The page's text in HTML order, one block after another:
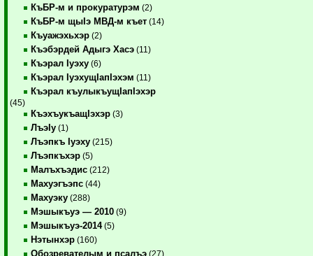
КъБР-м и прокуратурэм (2)
КъБР-м щыIэ МВД-м къет (14)
Къуажэхьхэр (2)
Къэбэрдей Адыгэ Хасэ (11)
Къэрал Iуэху (6)
Къэрал IуэхущIапIэхэм (11)
Къэрал къулыкъущIапIэхэр
(45)
КъэхъукъащIэхэр (3)
ЛъэIу (1)
Лъэпкъ Iуэху (215)
Лъэпкъхэр (5)
Малъхъэдис (212)
Махуэгъэпс (44)
Махуэку (288)
Мэшыкъуэ — 2010 (9)
Мэшыкъуэ-2014(5)
Нэтынхэр (160)
Обозревателым и псалъэ (27)